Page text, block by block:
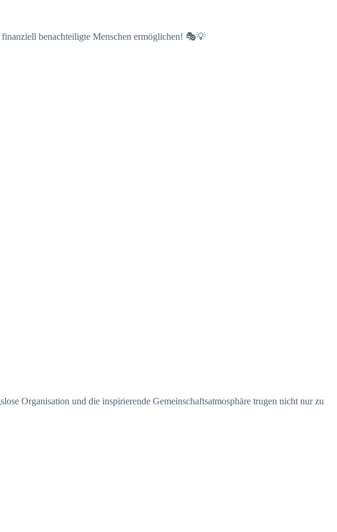
benachteiligte Menschen ermöglichen! 🎭💡
Organisation und die inspirierende Gemeinschaftsatmosphäre trugen nicht nur zu